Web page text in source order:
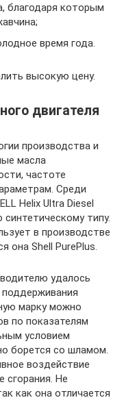
благодаря которым
время года.
высокую цену.
двигателя
производства и
масла
частоте
Среди
Helix Ultra Diesel
типу.
в производстве
она Shell PurePlus.
удалось
марку можно
по показателям
условием
борется со шламом.
воздействие
сгорания. Не
как она отличается